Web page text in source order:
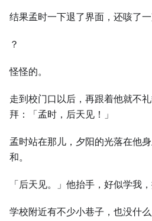
结果孟时一下退了界面，还咳了
？
怪怪的。
走到校门口以后，再跟着他就不
拜：「孟时，后天见！」
孟时站在那儿，夕阳的光落在他
和。
「后天见。」他抬手，好似学我，
学校附近有不少小巷子，也没什